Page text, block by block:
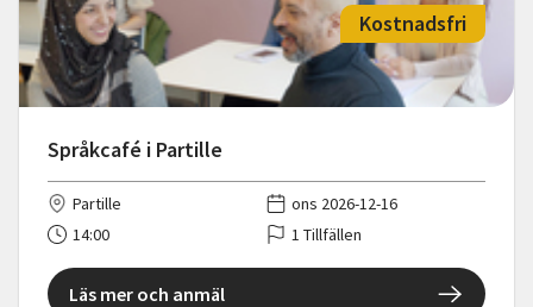
Språkcafé i Partille
Kostnadsfri
Partille
ons 2026-12-16
14:00
1 Tillfällen
Läs mer och anmäl